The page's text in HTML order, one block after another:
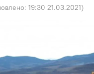
19:30 21.03.2021)